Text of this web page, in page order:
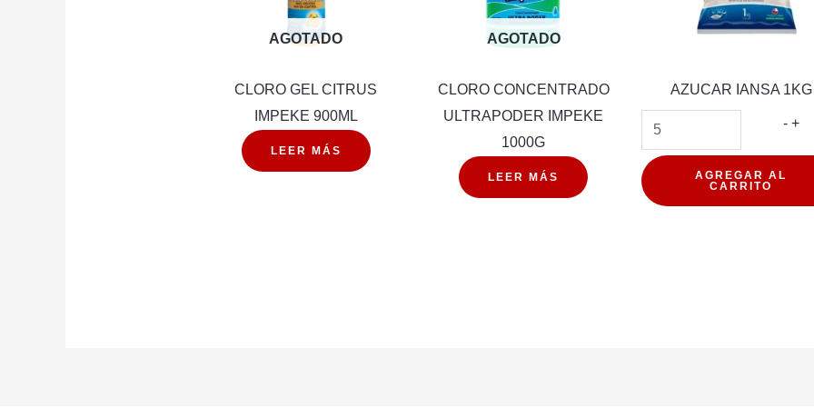
AGOTADO
CLORO GEL CITRUS
IMPEKE 900ML
LEER MÁS
AGOTADO
CLORO CONCENTRADO
ULTRAPODER IMPEKE
1000G
LEER MÁS
AZUCAR IANSA 1KG
- +
AGREGAR AL
CARRITO